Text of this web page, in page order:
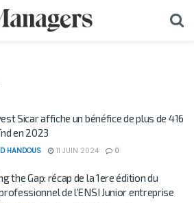
Sicar affiche un bénéfice de plus de 416
en 2023
HANDOUS 11 JUIN 2024 0
the Gap: récap de la 1ere édition du
de l’ENSI Junior entreprise